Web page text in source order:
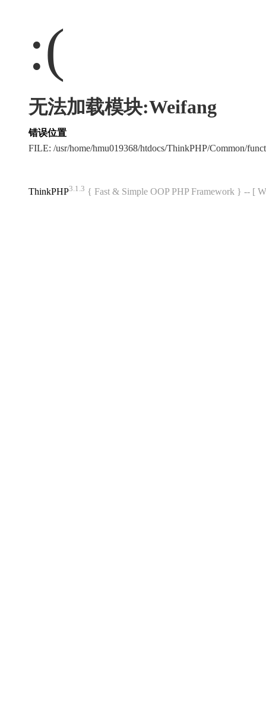
:(
无法加载模块:Weifang
错误位置
FILE: /usr/home/hmu019368/htdocs/ThinkPHP/Common/
ThinkPHP3.1.3 { Fast & Simple OOP PHP Framework } -- [